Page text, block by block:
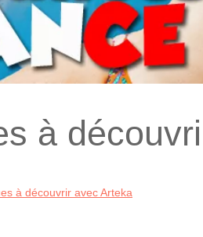
à
à découvrir avec Arteka